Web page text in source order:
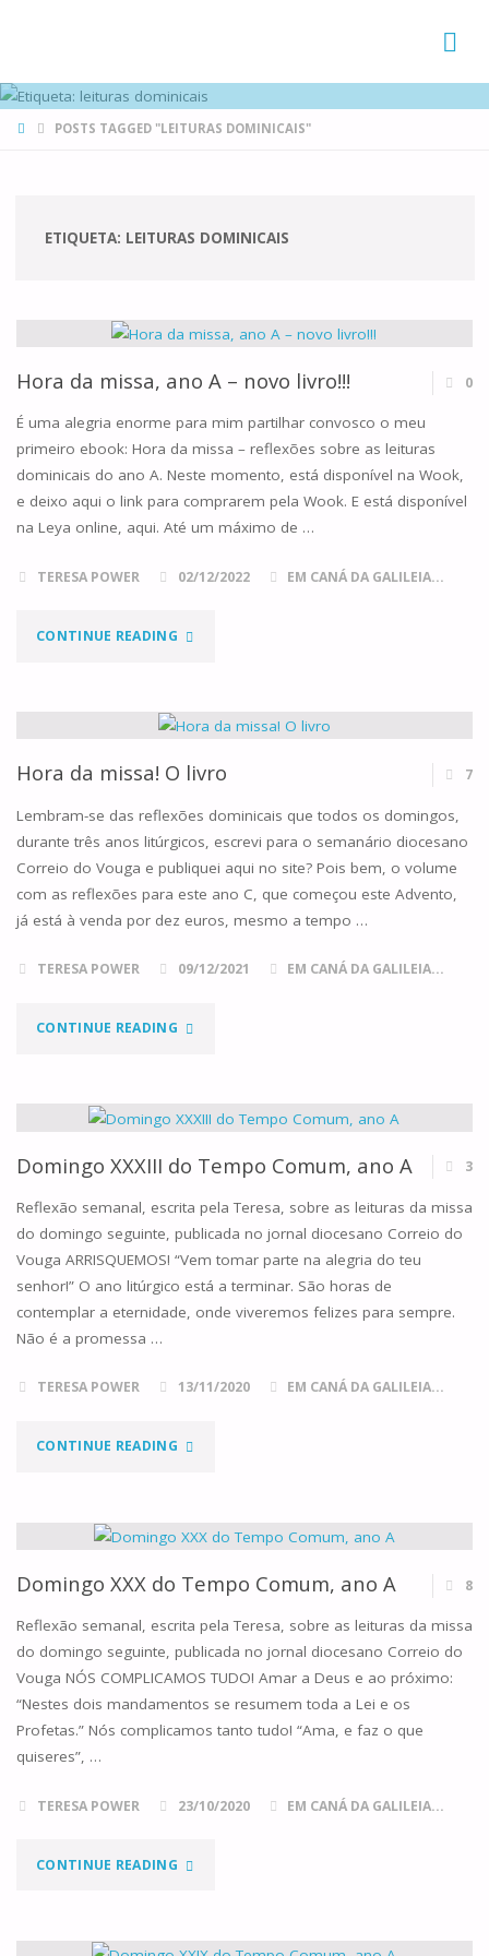
HOMEPOSTS TAGGED "LEITURAS DOMINICAIS"
ETIQUETA: LEITURAS DOMINICAIS
Hora da missa, ano A – novo livro!!! 0
É uma alegria enorme para mim partilhar convosco o meu
primeiro ebook: Hora da missa – reflexões sobre as leituras
dominicais do ano A. Neste momento, está disponível na Wook,
e deixo aqui o link para comprarem pela Wook. E está disponível
na Leya online, aqui. Até um máximo de …
TERESA POWER 02/12/2022 EM CANÁ DA GALILEIA...
CONTINUE READING"HORA
MISSA,
ANO
A
–
NOVO
Hora da missa! O livro 7
Lembram-se das reflexões dominicais que todos os domingos,
durante três anos litúrgicos, escrevi para o semanário diocesano
Correio do Vouga e publiquei aqui no site? Pois bem, o volume
com as reflexões para este ano C, que começou este Advento,
já está à venda por dez euros, mesmo a tempo …
TERESA POWER 09/12/2021 EM CANÁ DA GALILEIA...
CONTINUE READING"HORA
MISSA!
O
LIVRO"
Domingo XXXIII do Tempo Comum, ano A 3
Reflexão semanal, escrita pela Teresa, sobre as leituras da missa
do domingo seguinte, publicada no jornal diocesano Correio do
Vouga ARRISQUEMOS! “Vem tomar parte na alegria do teu
senhor!” O ano litúrgico está a terminar. São horas de
contemplar a eternidade, onde viveremos felizes para sempre.
Não é a promessa …
TERESA POWER 13/11/2020 EM CANÁ DA GALILEIA...
CONTINUE READING"DOMINGO
DO
TEMPO
COMUM,
ANO
A"
Domingo XXX do Tempo Comum, ano A 8
Reflexão semanal, escrita pela Teresa, sobre as leituras da missa
do domingo seguinte, publicada no jornal diocesano Correio do
Vouga NÓS COMPLICAMOS TUDO! Amar a Deus e ao próximo:
“Nestes dois mandamentos se resumem toda a Lei e os
Profetas.” Nós complicamos tanto tudo! “Ama, e faz o que
quiseres”, …
TERESA POWER 23/10/2020 EM CANÁ DA GALILEIA...
CONTINUE READING"DOMINGO
DO